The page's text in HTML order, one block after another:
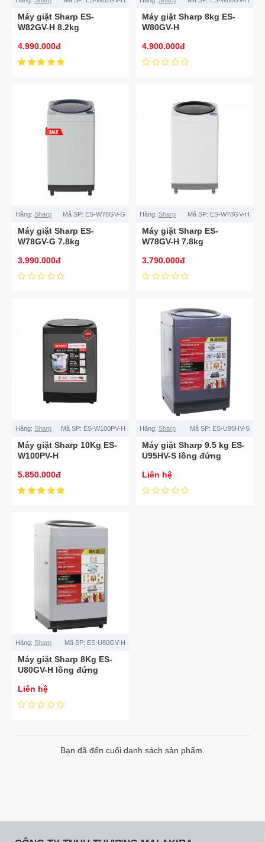
Máy giặt Sharp ES-
W82GV-H 8.2kg
4.990.000đ
Máy giặt Sharp 8kg ES-
W80GV-H
4.900.000đ
Hãng: Sharp Mã SP: ES-W78GV-G
Máy giặt Sharp ES-
W78GV-G 7.8kg
3.990.000đ
Hãng: Sharp Mã SP: ES-W78GV-H
Máy giặt Sharp ES-
W78GV-H 7.8kg
3.790.000đ
Hãng: Sharp Mã SP: ES-W100PV-H
Máy giặt Sharp 10Kg ES-
W100PV-H
5.850.000đ
Hãng: Sharp Mã SP: ES-U95HV-S
Máy giặt Sharp 9.5 kg ES-
U95HV-S lồng đứng
Liên hệ
Hãng: Sharp Mã SP: ES-U80GV-H
Máy giặt Sharp 8Kg ES-
U80GV-H lồng đứng
Liên hệ
Bạn đã đến cuối danh sách sản phẩm.